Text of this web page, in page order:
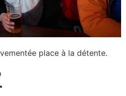
place à la détente.